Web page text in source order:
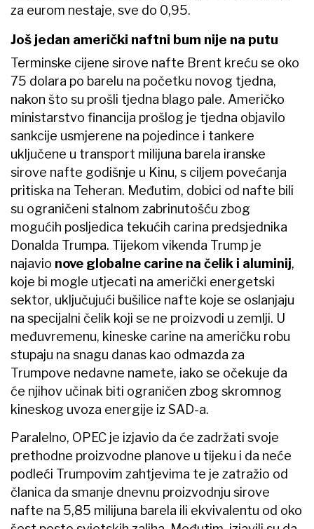
za eurom nestaje, sve do 0,95.
Još jedan američki naftni bum nije na putu
Terminske cijene sirove nafte Brent kreću se oko
75 dolara po barelu na početku novog tjedna,
nakon što su prošli tjedna blago pale. Američko
ministarstvo financija prošlog je tjedna objavilo
sankcije usmjerene na pojedince i tankere
uključene u transport milijuna barela iranske
sirove nafte godišnje u Kinu, s ciljem povećanja
pritiska na Teheran. Međutim, dobici od nafte bili
su ograničeni stalnom zabrinutošću zbog
mogućih posljedica tekućih carina predsjednika
Donalda Trumpa. Tijekom vikenda Trump je
najavio nove globalne carine na čelik i aluminij,
koje bi mogle utjecati na američki energetski
sektor, uključujući bušilice nafte koje se oslanjaju
na specijalni čelik koji se ne proizvodi u zemlji. U
međuvremenu, kineske carine na američku robu
stupaju na snagu danas kao odmazda za
Trumpove nedavne namete, iako se očekuje da
će njihov učinak biti ograničen zbog skromnog
kineskog uvoza energije iz SAD-a.
Paralelno, OPEC je izjavio da će zadržati svoje
prethodne proizvodne planove u tijeku i da neće
podleći Trumpovim zahtjevima te je zatražio od
članica da smanje dnevnu proizvodnju sirove
nafte na 5,85 milijuna barela ili ekvivalentu od oko